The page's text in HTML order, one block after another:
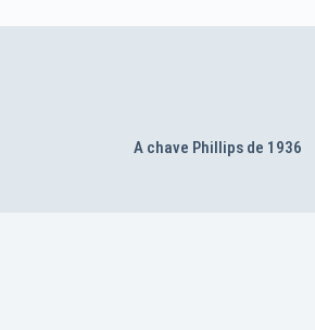
A chave Phillips de 1936